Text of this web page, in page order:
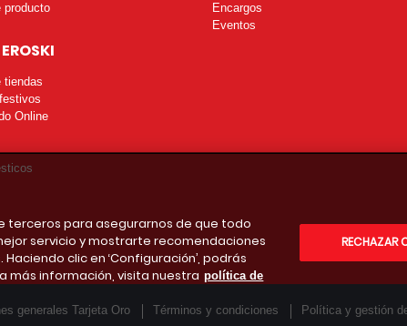
producto
tiendas
Online
Encargos
Eventos
generales Tarjeta Oro Términos y condiciones Política y gestión
terceros para asegurarnos de que todo
servicio y mostrarte recomendaciones
clic en ‘Configuración’, podrás
más información, visita nuestra política de
RECHAZAR